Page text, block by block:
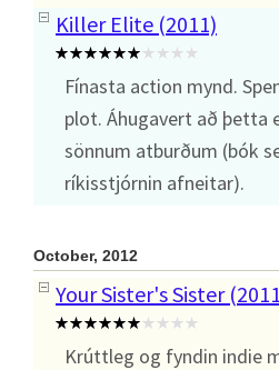
Killer Elite (2011)
Fínasta action mynd.
plot. Áhugavert að þetta
sönnum atburðum (bók
ríkisstjórnin afneitar).
October, 2012
Your Sister's Sister
Krúttleg og fyndin indie